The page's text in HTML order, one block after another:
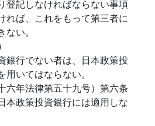
登記しなければならない事項
れば、これをもって第三者に
い。
銀行でない者は、日本政策投
いてはならない。
六年法律第五十九号）第六条
本政策投資銀行には適用しな